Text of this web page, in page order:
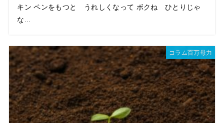
キン ペンをもつと うれしくなって ボクね ひとりじゃ
な...
コラム百万母力